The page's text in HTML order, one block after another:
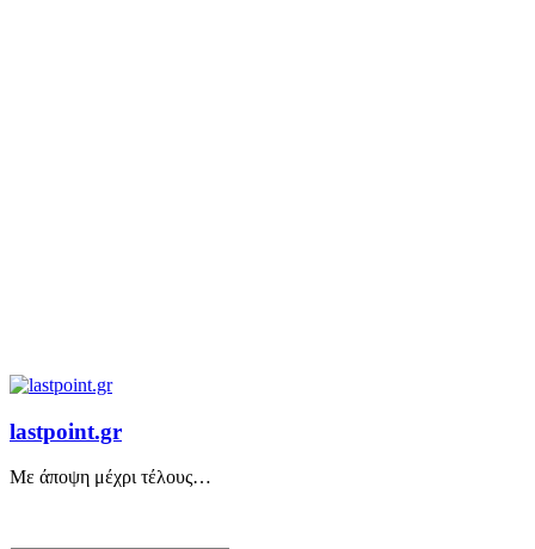
lastpoint.gr
Με άποψη μέχρι τέλους…